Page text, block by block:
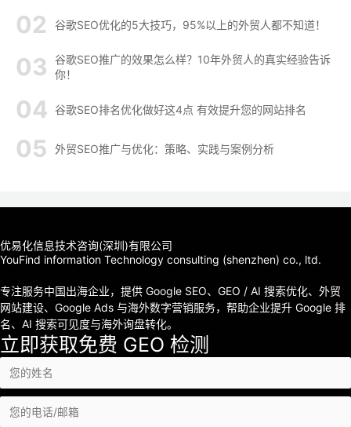
谷歌SEO优化的5大技巧，95%以上的外贸人都不知道！
谷歌SEO推广的效果怎么样？10年外贸人的真实经验告诉
你！
谷歌SEO排名优化做好这4点 有效提升您的网站排名
外贸SEO推广与优化：策略、实践与案例分析
优易化信息技术咨询(深圳)有限公司
YouFind information Technology consulting (shenzhen) co., ltd.
专注服务中国出海企业，提供 Google SEO、GEO / AI 搜索优化、外贸
网站建设、Google Ads 与海外数字营销服务，帮助企业提升 Google 排
名、AI 搜索可见度与海外询盘转化。
立即获取免费 GEO 检测